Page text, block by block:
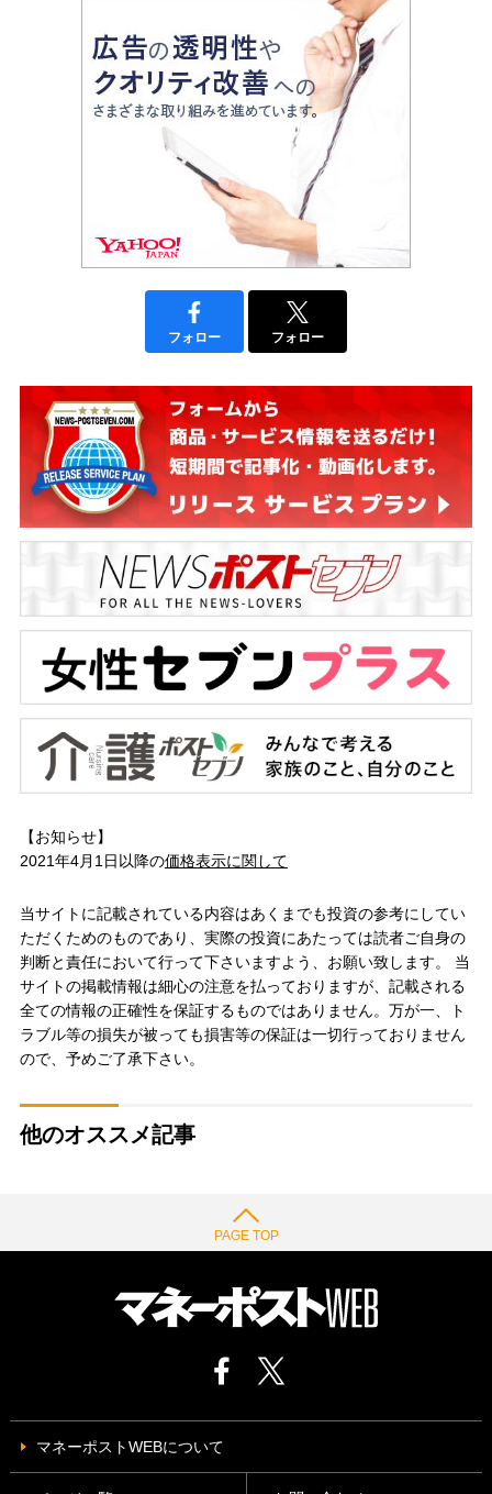
フォロー フォロー
【お知らせ】
2021年4月1日以降の価格表示に関して
当サイトに記載されている内容はあくまでも投資の参考にしてい
ただくためのものであり、実際の投資にあたっては読者ご自身の
判断と責任において行って下さいますよう、お願い致します。 当
サイトの掲載情報は細心の注意を払っておりますが、記載される
全ての情報の正確性を保証するものではありません。万が一、ト
ラブル等の損失が被っても損害等の保証は一切行っておりません
ので、予めご了承下さい。
他のオススメ記事
PAGE TOP
マネーポストWEBについて